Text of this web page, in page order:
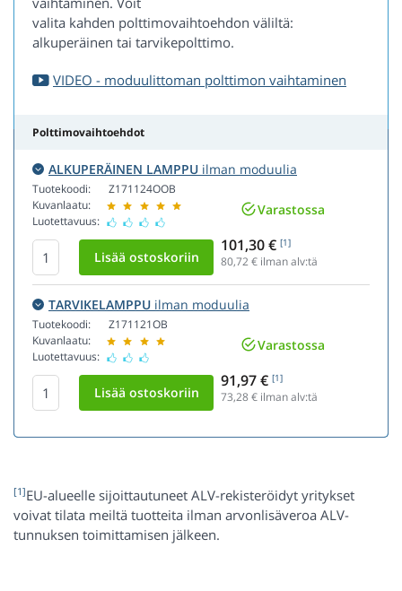
valita kahden polttimovaihtoehdon väliltä:
alkuperäinen tai tarvikepolttimo.
VIDEO - moduulittoman polttimon vaihtaminen
Polttimovaihtoehdot
ALKUPERÄINEN LAMPPU ilman moduulia
Tuotekoodi:
Kuvanlaatu:
Luotettavuus:
Z171124OOB
Varastossa
101,30 € [1]
80,72€ ilman alv:tä
TARVIKELAMPPU ilman moduulia
Tuotekoodi:
Kuvanlaatu:
Luotettavuus:
Z171121OB
Varastossa
91,97 € [1]
73,28€ ilman alv:tä
[1]EU-alueelle sijoittautuneet ALV-rekisteröidyt yritykset
voivat tilata meiltä tuotteita ilman arvonlisäveroa ALV-
tunnuksen toimittamisen jälkeen.